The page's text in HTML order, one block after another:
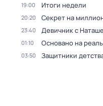
19:00 Итоги недели
20:20 Секрет на
23:40 Девичник с
01:10 Основано на
03:50 Защитники